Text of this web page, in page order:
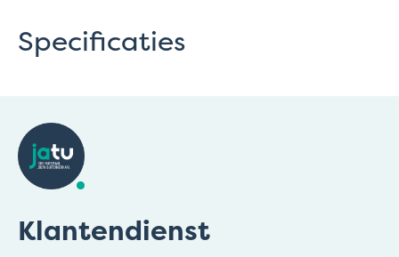
Specificaties
Klantendienst